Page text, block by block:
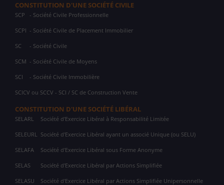
CONSTITUTION D'UNE SOCIÉTÉ CIVILE
SCP - Société Civile Professionnelle
SCPI - Société Civile de Placement Immobilier
SC - Société Civile
SCM - Société Civile de Moyens
SCI - Société Civile Immobilière
SCICV ou SCCV - SCI / SC de Construction Vente
CONSTITUTION D'UNE SOCIÉTÉ LIBÉRAL
SELARL Société d'Exercice Libéral à Responsabilité Limitée
SELEURL Société d'Exercice Libéral ayant un associé Unique (ou SELU)
SELAFA Société d'Exercice Libéral sous Forme Anonyme
SELAS Société d'Exercice Libéral par Actions Simplifiée
SELASU Société d'Exercice Libéral par Actions Simplifiée Unipersonnelle